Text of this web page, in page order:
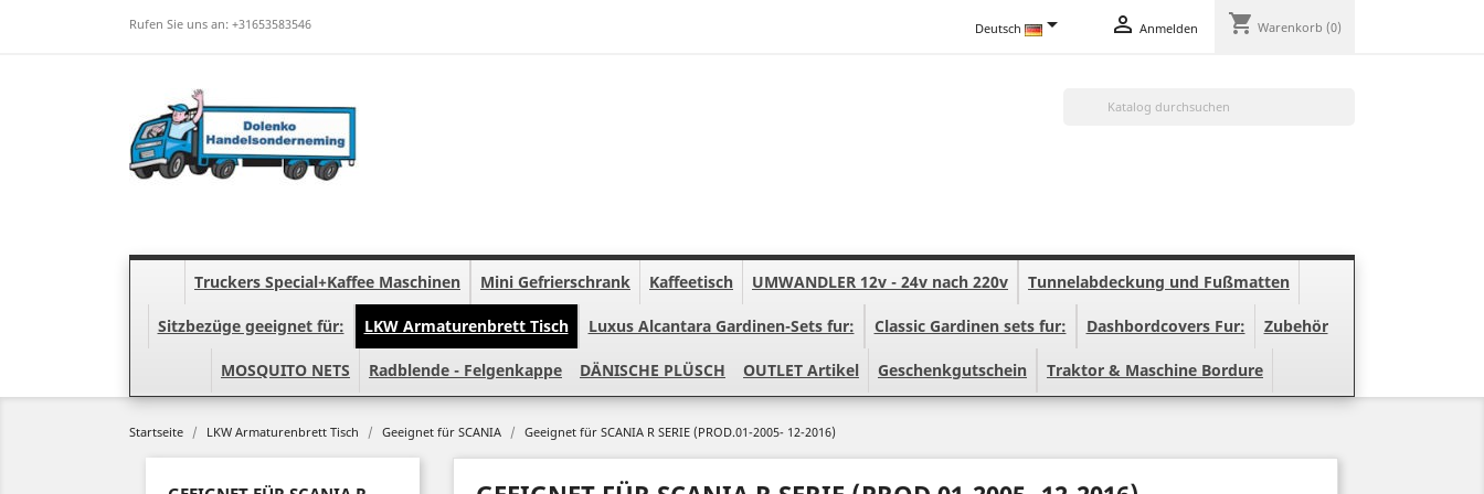
Rufen Sie uns an: +31653583546 Deutsch   Anmelden shopping_cart Warenkorb (0)
Truckers Special+Kaffee Maschinen Mini Gefrierschrank Kaffeetisch UMWANDLER 12v - 24v nach 220v Tunnelabdeckung und Fußmatten
Sitzbezüge geeignet für: LKW Armaturenbrett Tisch Luxus Alcantara Gardinen-Sets fur: Classic Gardinen sets fur: Dashbordcovers Fur: Zubehör
MOSQUITO NETS Radblende - Felgenkappe DÄNISCHE PLÜSCH OUTLET Artikel Geschenkgutschein Traktor & Maschine Bordure
Startseite LKW Armaturenbrett Tisch Geeignet für SCANIA Geeignet für SCANIA R SERIE (PROD.01-2005- 12-2016)